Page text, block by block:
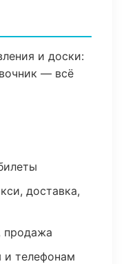
и доски:
— всё
доставка,
продажа
и телефонам